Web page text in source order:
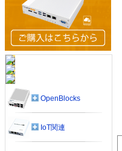
OpenBlocks
IoT関連